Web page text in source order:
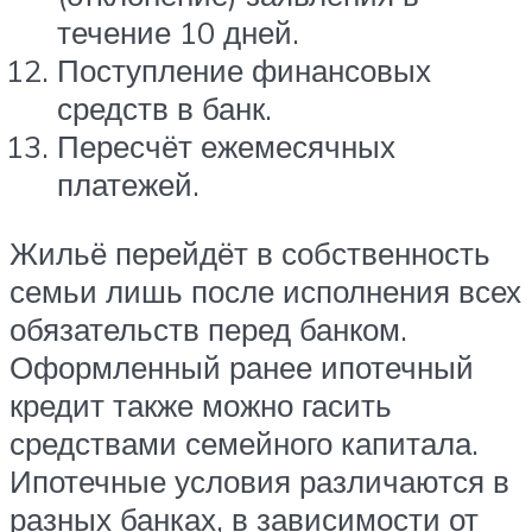
течение 10 дней.
Поступление финансовых
средств в банк.
Пересчёт ежемесячных
платежей.
Жильё перейдёт в собственность
семьи лишь после исполнения всех
обязательств перед банком.
Оформленный ранее ипотечный
кредит также можно гасить
средствами семейного капитала.
Ипотечные условия различаются в
разных банках, в зависимости от